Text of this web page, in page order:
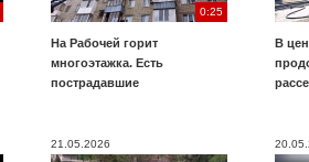
0:25
На Рабочей горит
многоэтажка. Есть
пострадавшие
В
21.05.2026